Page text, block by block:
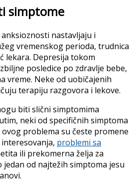
simptome
nastavljaju i
vremenskog perioda, trudnica
lekara. Depresija tokom
posledice po zdravlje bebe,
vreme. Neke od uobičajenih
terapiju razgovora i lekove.
biti slični simptomima
neki od specifičnih simptoma
problema su česte promene
problemi sa
ili prekomerna želja za
od najtežih simptoma jesu